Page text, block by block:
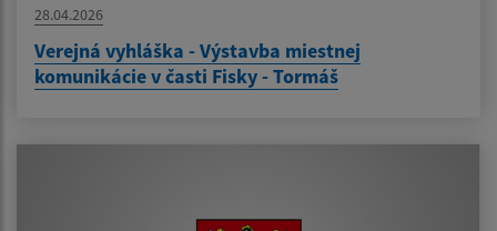
28.04.2026
Verejná vyhláška - Výstavba miestnej
komunikácie v časti Fisky - Tormáš